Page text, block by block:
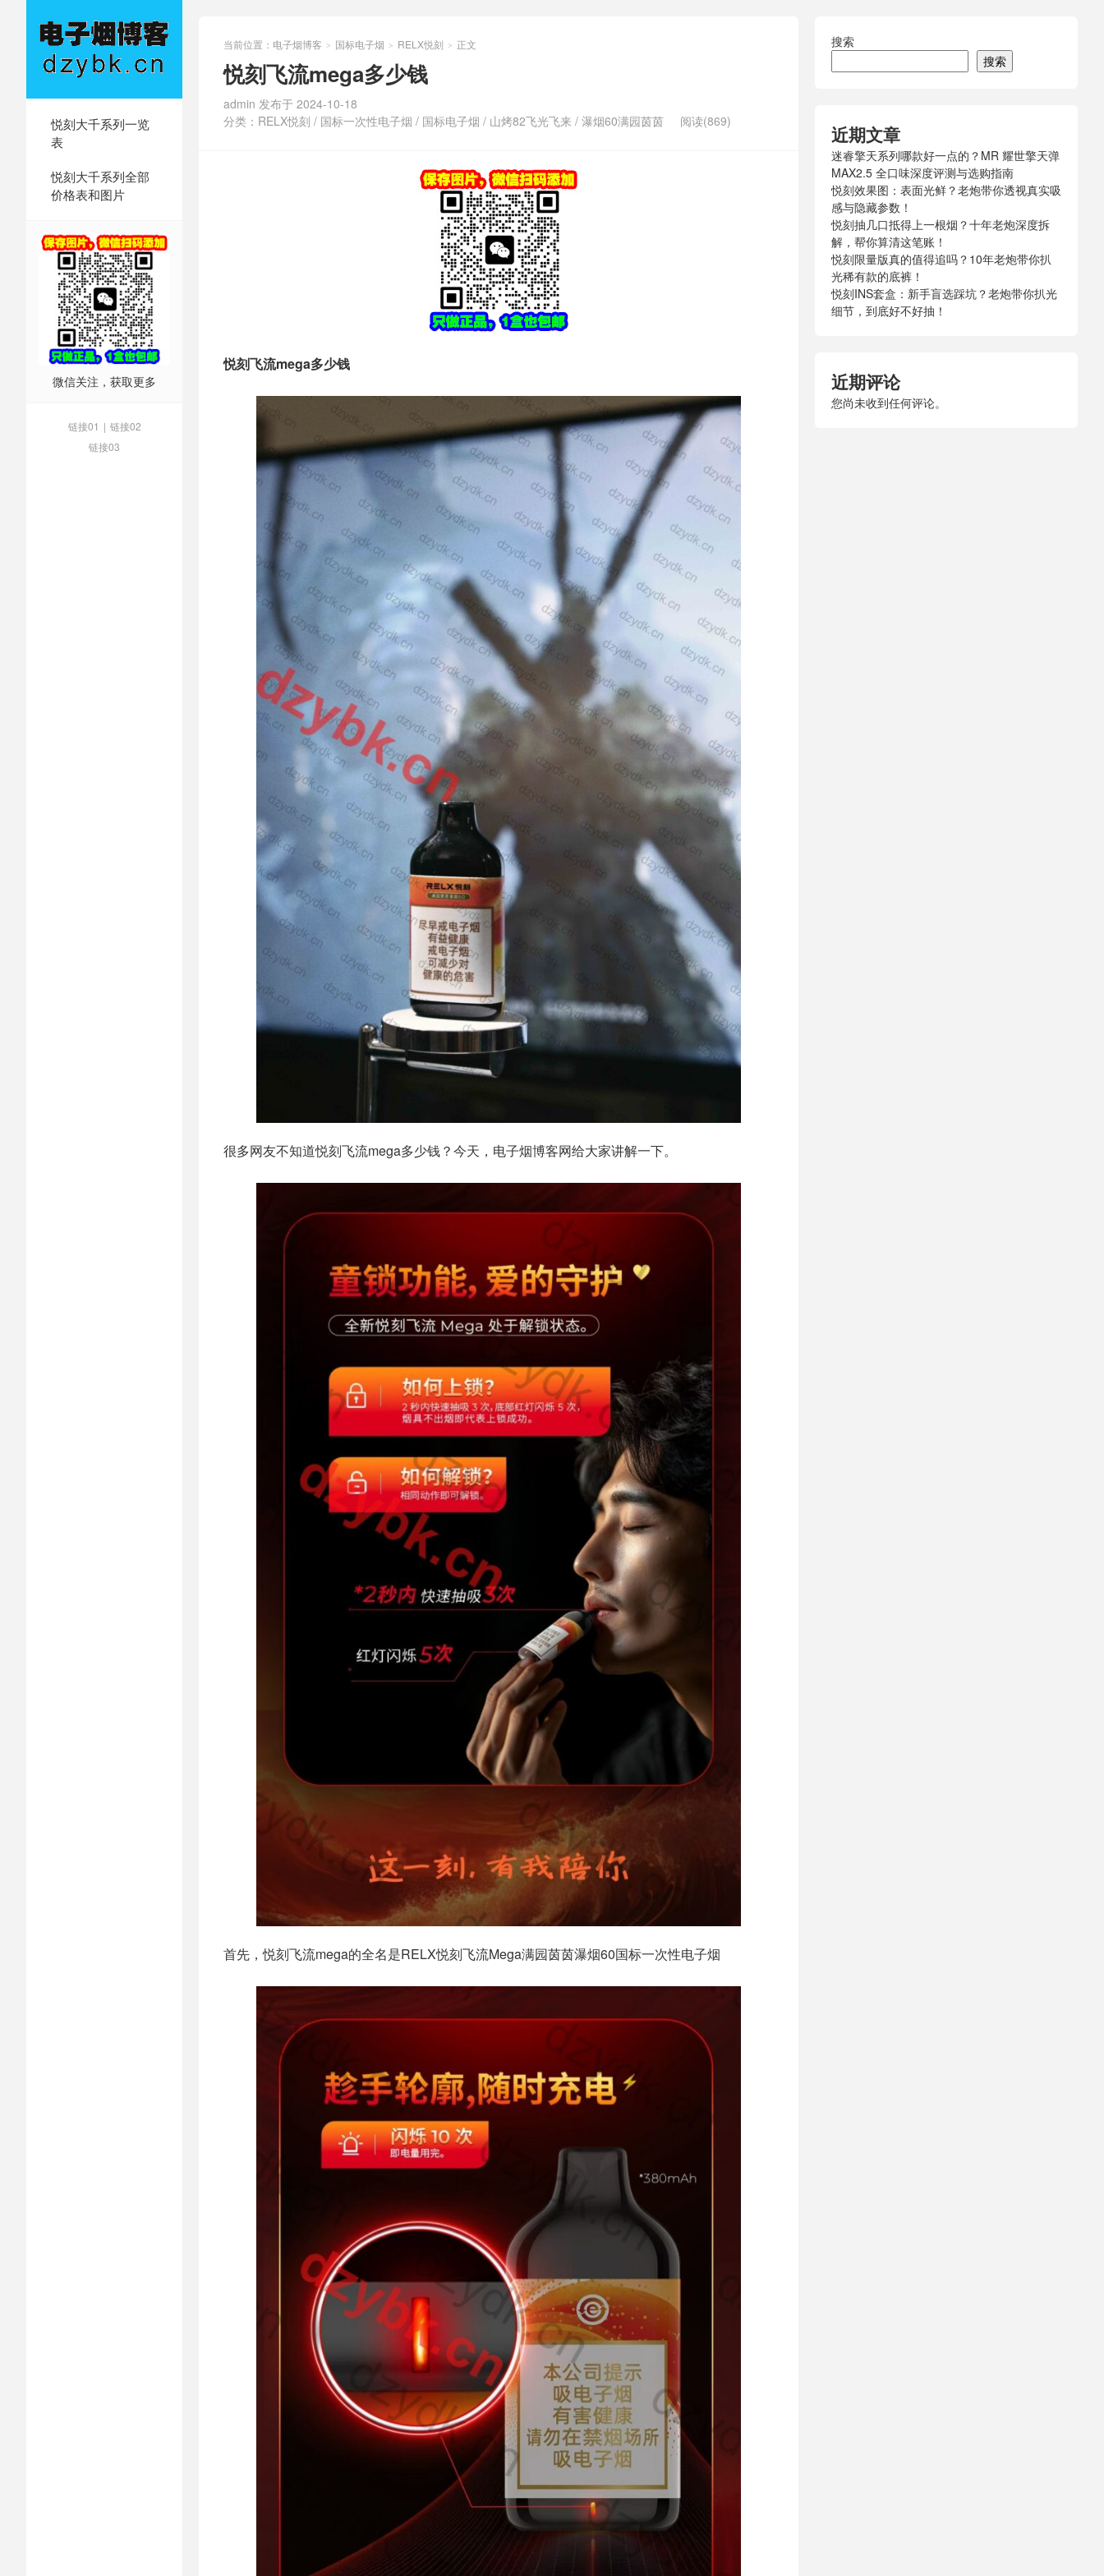
悦刻大千系列一览
表
悦刻大千系列全部
价格表和图片
微信关注，获取更多
链接01 | 链接02
链接03
当前位置： 电子烟博客 > 国标电子烟 > RELX悦刻 > 正文
悦刻飞流mega多少钱
admin 发布于 2024-10-18
分类： RELX悦刻 / 国标一次性电子烟 / 国标电子烟 / 山烤82飞光飞来 / 瀑烟60满园茵茵 阅读(869)
悦刻飞流mega多少钱
很多网友不知道悦刻飞流mega多少钱？今天，电子烟博客网给大家讲解一下。
首先，悦刻飞流mega的全名是RELX悦刻飞流Mega满园茵茵瀑烟60国标一次性电子烟
搜索
搜索
近期文章
迷睿擎天系列哪款好一点的？MR 耀世擎天弹
MAX2.5 全口味深度评测与选购指南
悦刻效果图：表面光鲜？老炮带你透视真实吸
感与隐藏参数！
悦刻抽几口抵得上一根烟？十年老炮深度拆
解，帮你算清这笔账！
悦刻限量版真的值得追吗？10年老炮带你扒
光稀有款的底裤！
悦刻INS套盒：新手盲选踩坑？老炮带你扒光
细节，到底好不好抽！
近期评论
您尚未收到任何评论。